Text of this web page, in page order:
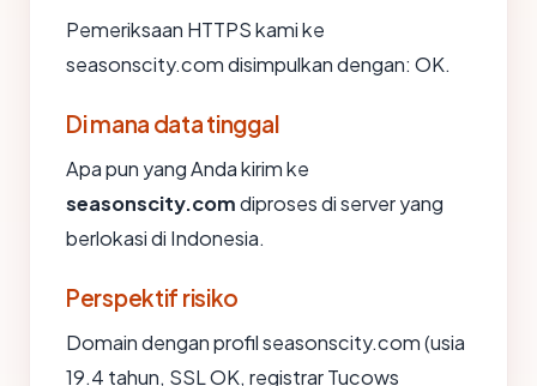
Pemeriksaan HTTPS kami ke
seasonscity.com disimpulkan dengan: OK.
Di mana data tinggal
Apa pun yang Anda kirim ke
seasonscity.comdiproses di server yang
berlokasi di Indonesia.
Perspektif risiko
Domain dengan profil seasonscity.com (usia
19.4 tahun, SSL OK, registrar Tucows